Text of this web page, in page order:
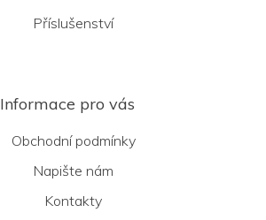
Příslušenství
Informace pro vás
Obchodní podmínky
Napište nám
Kontakty